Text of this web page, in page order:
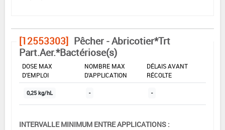
[12553303] Pêcher - Abricotier*Trt
Part.Aer.*Bactériose(s)
DOSE MAX
D'EMPLOI
NOMBRE MAX
D'APPLICATION
DÉLAIS AVANT
RÉCOLTE
0,25 kg/hL - -
INTERVALLE MINIMUM ENTRE APPLICATIONS :